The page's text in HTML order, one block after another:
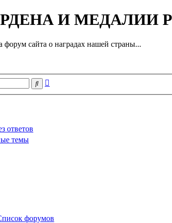
И МЕДАЛИИ
форум сайта о наградах нашей страны...
Поиск
ответов
темы
форумов